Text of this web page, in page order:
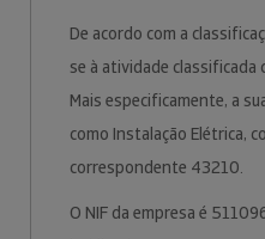
De acordo com a
se à atividade classificada
Mais especificamente, a
como Instalação Elétrica,
correspondente 43210.
O NIF da empresa é